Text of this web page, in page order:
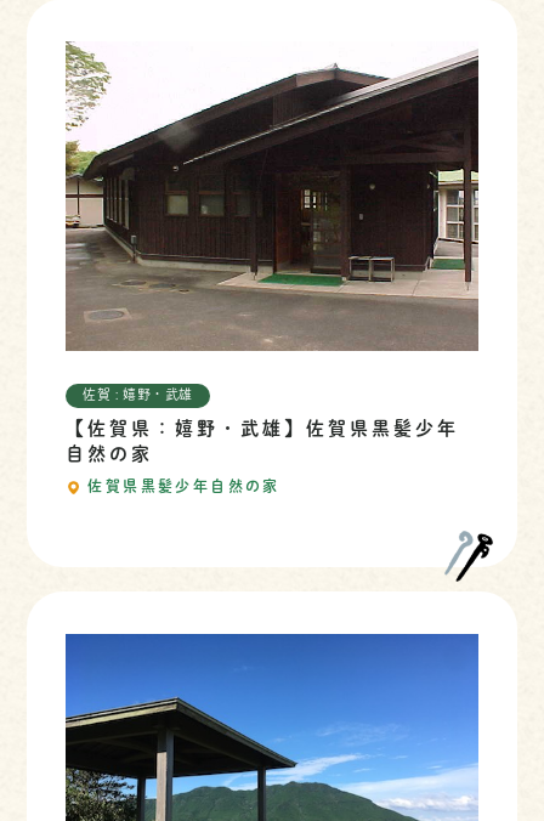
佐賀 : 嬉野・武雄
【佐賀県：嬉野・武雄】佐賀県黒髪少年
自然の家
佐賀県黒髪少年自然の家